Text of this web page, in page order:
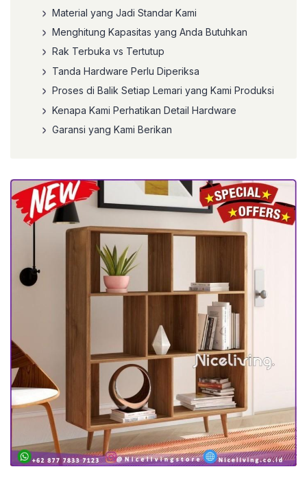
Material yang Jadi Standar Kami
Menghitung Kapasitas yang Anda Butuhkan
Rak Terbuka vs Tertutup
Tanda Hardware Perlu Diperiksa
Proses di Balik Setiap Lemari yang Kami Produksi
Kenapa Kami Perhatikan Detail Hardware
Garansi yang Kami Berikan